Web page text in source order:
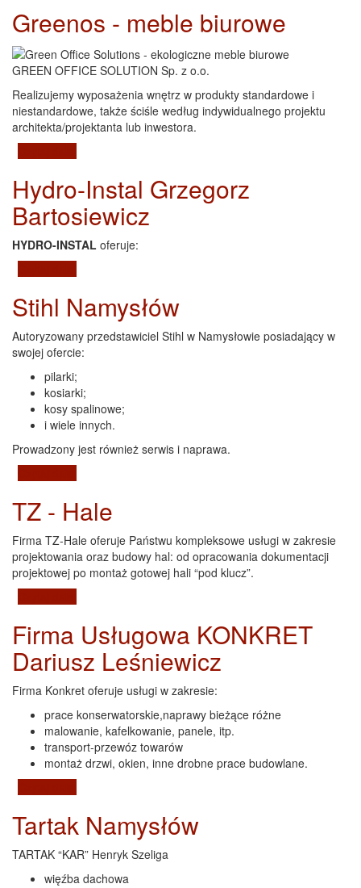
Greenos - meble biurowe
GREEN OFFICE SOLUTION Sp. z o.o.
Realizujemy wyposażenia wnętrz w produkty standardowe i
niestandardowe, także ściśle według indywidualnego projektu
architekta/projektanta lub inwestora.
Hydro-Instal Grzegorz
Bartosiewicz
HYDRO-INSTAL oferuje:
Stihl Namysłów
Autoryzowany przedstawiciel Stihl w Namysłowie posiadający w
swojej ofercie:
pilarki;
kosiarki;
kosy spalinowe;
i wiele innych.
Prowadzony jest również serwis i naprawa.
TZ - Hale
Firma TZ-Hale oferuje Państwu kompleksowe usługi w zakresie
projektowania oraz budowy hal: od opracowania dokumentacji
projektowej po montaż gotowej hali “pod klucz”.
Firma Usługowa KONKRET
Dariusz Leśniewicz
Firma Konkret oferuje usługi w zakresie:
prace konserwatorskie,naprawy bieżące różne
malowanie, kafelkowanie, panele, itp.
transport-przewóz towarów
montaż drzwi, okien, inne drobne prace budowlane.
Tartak Namysłów
TARTAK “KAR” Henryk Szeliga
więźba dachowa